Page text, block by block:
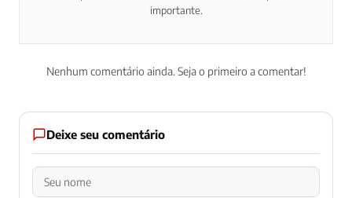
importante.
Nenhum comentário ainda. Seja o primeiro a comentar!
Deixe seu comentário